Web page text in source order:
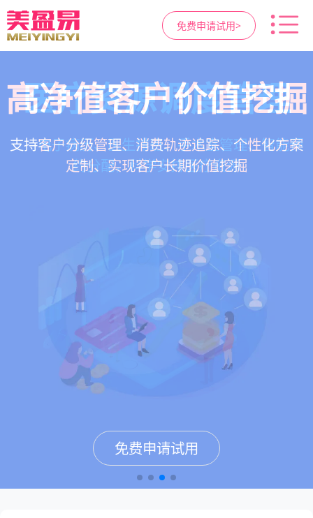
免费申请试用>
智慧医美管理系统
一站式解决医美机构预约、咨询、手术安排、会
员管理、财务核算全流程管理
免费申请试用
医疗资源调度管理
支持电子病历、医生排班、手术室管理、智能预
约分配，科学安排医疗资源
免费申请试用
高净值客户价值挖掘
支持客户分级管理、消费轨迹追踪、个性化方案
定制、实现客户长期价值挖掘
免费申请试用
营销与私域运营
提供小程序商城、私域scrm、项目套餐、裂变分
销多种营销工具，助力获客与转化
免费申请试用